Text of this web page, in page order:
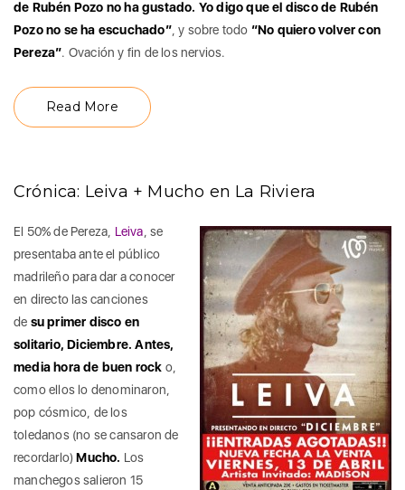
de Rubén Pozo no ha gustado. Yo digo que el disco de Rubén
Pozo no se ha escuchado”, y sobre todo “No quiero volver con
Pereza”. Ovación y fin de los nervios.
Read More
Crónica: Leiva + Mucho en La Riviera
El 50% de Pereza, Leiva , se
presentaba ante el público
madrileño para dar a conocer
en directo las canciones
de su primer disco en
solitario, Diciembre. Antes,
media hora de buen rock o,
como ellos lo denominaron,
pop cósmico, de los
toledanos (no se cansaron de
recordarlo)Mucho. Los
manchegos salieron 15